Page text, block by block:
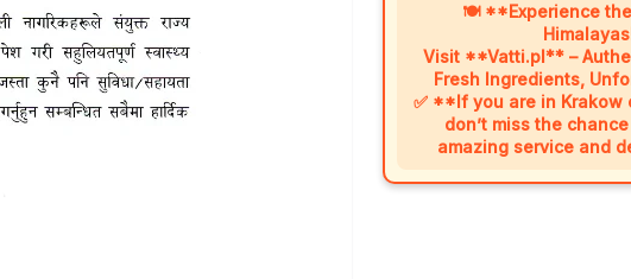
🍽️ **Experience
Visit **Vatti.pl** –
Fresh Ingredients,
✅ **If you are in Krakow
don’t miss the
amazing service and